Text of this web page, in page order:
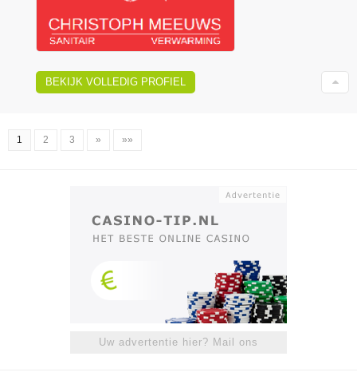
BEKIJK VOLLEDIG PROFIEL
1 2 3 » »»
Uw advertentie hier? Mail ons